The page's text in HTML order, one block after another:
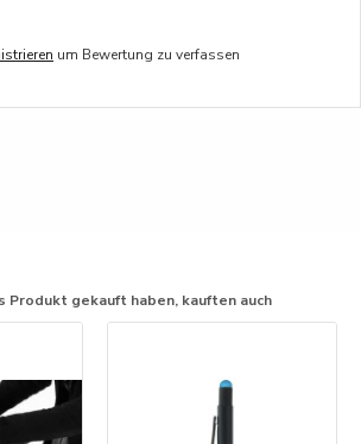
um Bewertung zu verfassen
Produkt gekauft haben, kauften auch